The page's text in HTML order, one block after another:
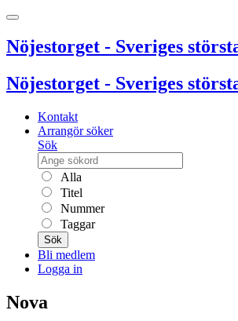
Nöjestorget - Sveriges
Nöjestorget - Sveriges
Kontakt
Arrangör söker
Sök
Alla
Titel
Nummer
Taggar
Sök
Bli medlem
Logga in
Nova